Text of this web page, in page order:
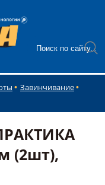
Завинчивание
(2шт),